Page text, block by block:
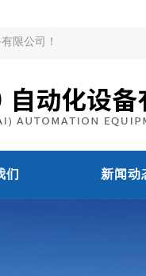
限公司！
们 新闻动